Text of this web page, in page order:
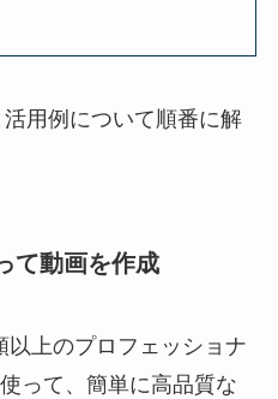
用例について順番に解
て動画を作成
以上のプロフェッショナ
って、簡単に高品質な